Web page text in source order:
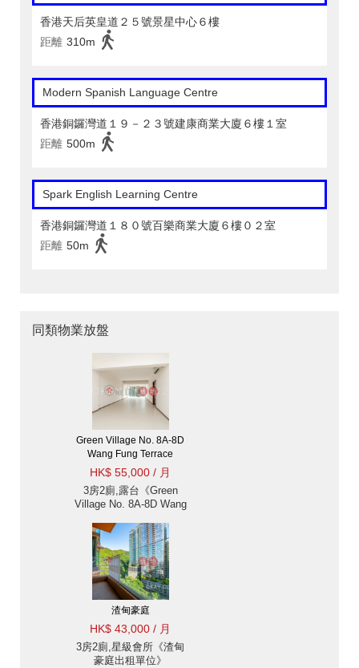
香港天后英皇道２５號景星中心６樓
距離 310m
Modern Spanish Language Centre
香港銅鑼灣道１９－２３號建康商業大廈６樓１室
距離 500m
Spark English Learning Centre
香港銅鑼灣道１８０號百樂商業大廈６樓０２室
距離 50m
同類物業放盤
Green Village No. 8A-8D
Wang Fung Terrace
HK$ 55,000 / 月
3房2廁,露台《Green
Village No. 8A-8D Wang
渣甸豪庭
HK$ 43,000 / 月
3房2廁,星級會所《渣甸
豪庭出租單位》